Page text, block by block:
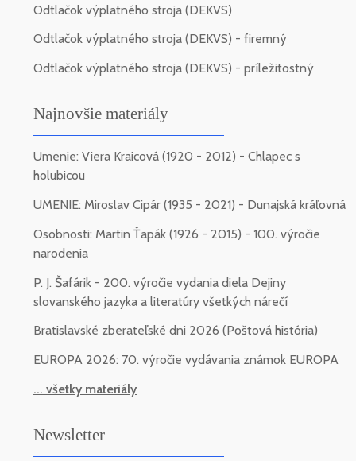
Odtlačok výplatného stroja (DEKVS)
Odtlačok výplatného stroja (DEKVS) - firemný
Odtlačok výplatného stroja (DEKVS) - príležitostný
Najnovšie materiály
Umenie: Viera Kraicová (1920 - 2012) - Chlapec s
holubicou
UMENIE: Miroslav Cipár (1935 - 2021) - Dunajská kráľovná
Osobnosti: Martin Ťapák (1926 - 2015) - 100. výročie
narodenia
P. J. Šafárik - 200. výročie vydania diela Dejiny
slovanského jazyka a literatúry všetkých nárečí
Bratislavské zberateľské dni 2026 (Poštová história)
EUROPA 2026: 70. výročie vydávania známok EUROPA
... všetky materiály
Newsletter